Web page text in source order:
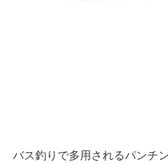
バス釣りで多用されるパンチ